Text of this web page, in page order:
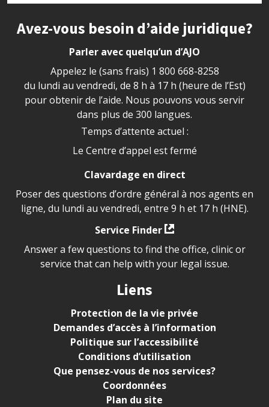
Site footer
Avez-vous besoin d’aide juridique?
Parler avec quelqu’un d’AJO
Appelez le (sans frais) 1 800 668-8258
du lundi au vendredi, de 8 h à 17 h (heure de l’Est)
pour obtenir de l’aide. Nous pouvons vous servir
dans plus de 300 langues.
Temps d’attente actuel :
Le Centre d’appel est fermé
Clavardage en direct
Poser des questions d’ordre général à nos agents en
ligne, du lundi au vendredi, entre 9 h et 17 h (HNE).
Service Finder
Answer a few questions to find the office, clinic or
service that can help with your legal issue.
Liens
Protection de la vie privée
Demandes d’accès à l’information
Politique sur l’accessibilité
Conditions d’utilisation
Que pensez-vous de nos services?
Coordonnées
Plan du site